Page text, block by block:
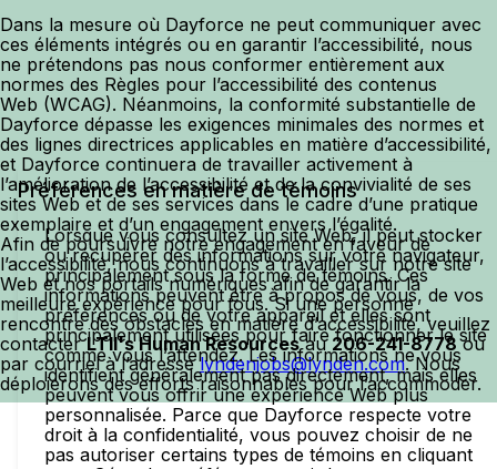
Dans la mesure où Dayforce ne peut communiquer avec
ces éléments intégrés ou en garantir l’accessibilité, nous
ne prétendons pas nous conformer entièrement aux
normes des Règles pour l’accessibilité des contenus
Web (WCAG). Néanmoins, la conformité substantielle de
Dayforce dépasse les exigences minimales des normes et
des lignes directrices applicables en matière d’accessibilité,
et Dayforce continuera de travailler activement à
l’amélioration de l’accessibilité et de la convivialité de ses
sites Web et de ses services dans le cadre d’une pratique
exemplaire et d’un engagement envers l’égalité.
Afin de poursuivre notre engagement en faveur de
l’accessibilité, nous continuons à travailler sur notre site
Web et nos portails numériques afin de garantir la
meilleure expérience pour tous. Si une personne
rencontre des obstacles en matière d’accessibilité, veuillez
contacterLTII's Human Resourcesau 206-241-8778ou
par courriel à l’adresselyndenjobs@lynden.com. Nous
déploierons des efforts raisonnables pour l’accommoder.
Préférences en matière de témoins
Lorsque vous consultez un site Web, il peut stocker
ou récupérer des informations sur votre navigateur,
principalement sous la forme de témoins. Ces
informations peuvent être à propos de vous, de vos
préférences ou de votre appareil et elles sont
principalement utilisées pour faire fonctionner le site
comme vous l’attendez. Les informations ne vous
identifient généralement pas directement, mais elles
peuvent vous offrir une expérience Web plus
personnalisée. Parce que Dayforce respecte votre
droit à la confidentialité, vous pouvez choisir de ne
pas autoriser certains types de témoins en cliquant